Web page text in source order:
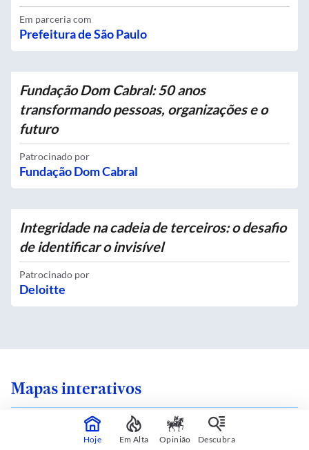
Em parceria com
Prefeitura de São Paulo
Fundação Dom Cabral: 50 anos
transformando pessoas, organizações e o
futuro
Patrocinado por
Fundação Dom Cabral
Integridade na cadeia de terceiros: o desafio
de identificar o invisível
Patrocinado por
Deloitte
Mapas interativos
Hoje Em Alta Opinião Descubra